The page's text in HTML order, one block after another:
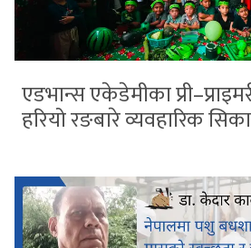
एडभान्स एकेडेमीका
हरियो रङबारे व्यवहारिक